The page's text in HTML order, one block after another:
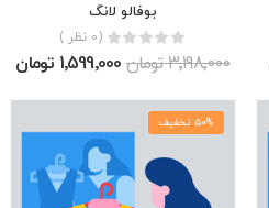
بوفالو لانگ
(0 نظر )
3٬198٬000 تومان 1٬599٬000 تومان
50% تخفیف